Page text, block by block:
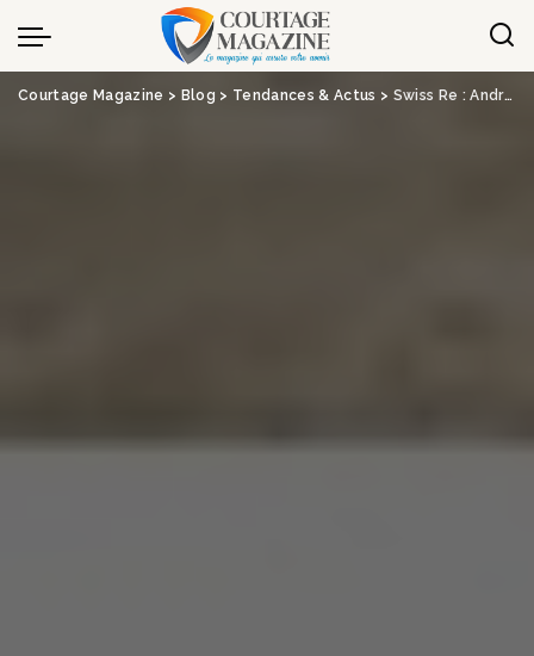
Panneau de gestion des cookies
Courtage Magazine > Blog > Tendances & Actus > Swiss Re : Andreas Berger nommé CEO – News Assurances Pro